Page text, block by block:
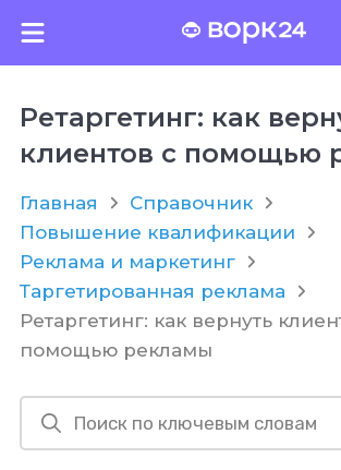
Ретаргетинг: как
клиентов с помощью
Главная
Справочник
Повышение квалификации
Реклама и маркетинг
Таргетированная реклама
Ретаргетинг: как вернуть
помощью рекламы